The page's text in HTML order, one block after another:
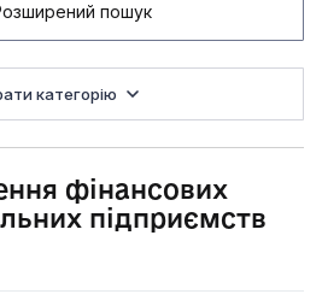
пошук
категорію
фінансових
підприємств